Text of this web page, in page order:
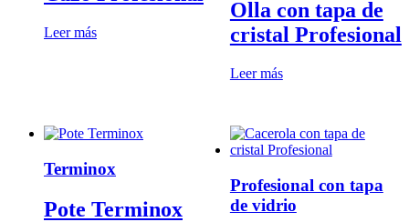
Leer más
Olla con tapa de
cristal Profesional
Leer más
Terminox
Pote Terminox
Profesional con tapa
de vidrio